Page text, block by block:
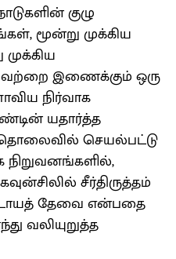
குழு
மூன்று முக்கிய
இணைக்கும் ஒரு
நிர்வாக
யதார்த்த
தொலைவில் செயல்பட்டு
நிறுவனங்களில்,
சீர்திருத்தம்
தேவை என்பதை
வலியுறுத்த